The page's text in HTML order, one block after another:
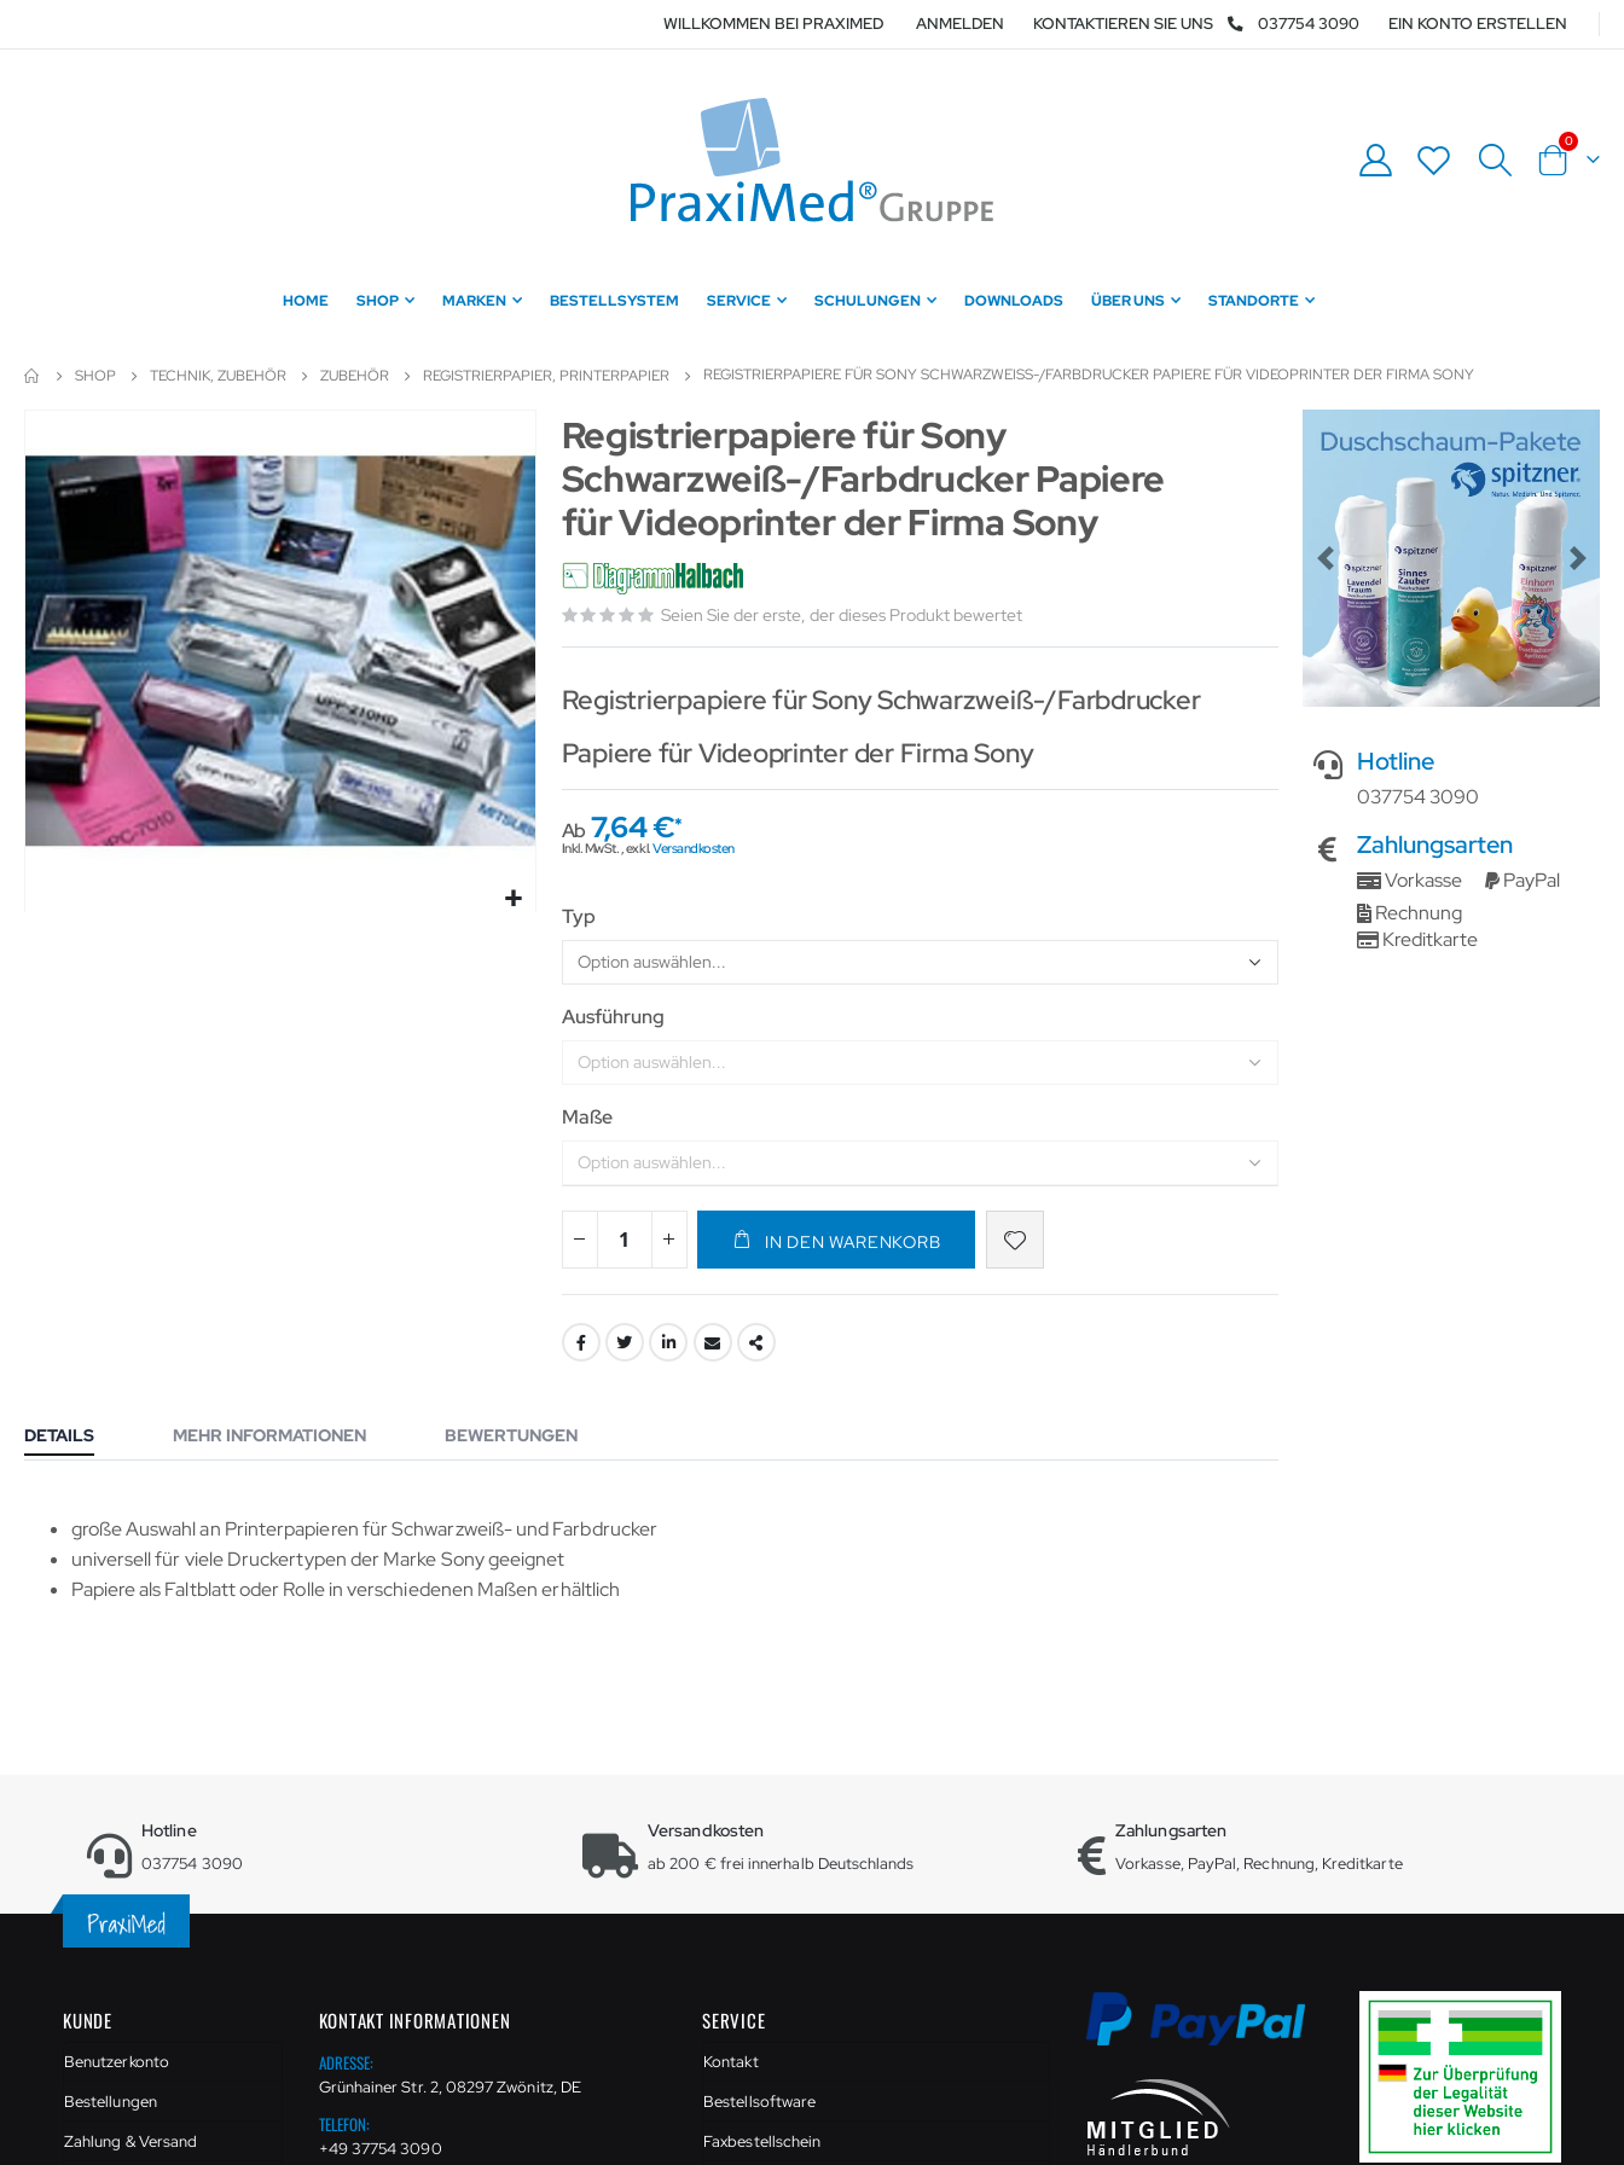
zum
WILLKOMMEN BEI PRAXIMED ANMELDEN KONTAKTIEREN SIE UNS 037754 3090 EIN KONTO ERSTELLEN
Warenkorb
0Artikel
HOME SHOP MARKEN BESTELLSYSTEM SERVICE SCHULUNGEN DOWNLOADS ÜBER UNS STANDORTE
SHOP TECHNIK, ZUBEHÖR ZUBEHÖR REGISTRIERPAPIER, PRINTERPAPIER REGISTRIERPAPIERE FÜR SONY SCHWARZWEISS-/FARBDRUCKER PAPIERE FÜR VIDEOPRINTER DER FIRMA SONY
der
Bildergalerie
springen
Zum
Anfang
der
Bildergalerie
springen
Registrierpapiere für Sony
Schwarzweiß-/Farbdrucker Papiere
für Videoprinter der Firma Sony
Seien Sie der erste, der dieses Produkt bewertet
Registrierpapiere für Sony Schwarzweiß-/Farbdrucker
Papiere für Videoprinter der Firma Sony
Ab 7,64 €
Inkl. MwSt.,exkl.Versandkosten
Typ
Ausführung
Maße
IN DEN WARENKORB
DETAILS
große Auswahl an Printerpapieren für Schwarzweiß- und Farbdrucker
universell für viele Druckertypen der Marke Sony geeignet
Papiere als Faltblatt oder Rolle in verschiedenen Maßen erhältlich
MEHR INFORMATIONEN BEWERTUNGEN
Previous Next
Hotline
037754 3090
Zahlungsarten
Vorkasse
PayPal
Rechnung
Kreditkarte
Hotline
037754 3090
Versandkosten
ab 200 € frei innerhalb Deutschlands
Zahlungsarten
Vorkasse, PayPal, Rechnung, Kreditkarte
KUNDE
Benutzerkonto
Bestellungen
Zahlung & Versand
KONTAKT INFORMATIONEN
ADRESSE:
Grünhainer Str. 2, 08297 Zwönitz, DE
TELEFON:
+49 37754 3090
SERVICE
Kontakt
Bestellsoftware
Faxbestellschein